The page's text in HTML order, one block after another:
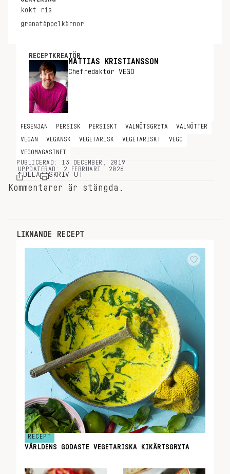
kokt ris
granatäppelkärnor
RECEPTKREATÖR
MATTIAS KRISTIANSSON
Chefredaktör VEGO
FESENJAN PERSISK PERSISKT VALNÖTSGRYTA VALNÖTTER
VEGAN VEGANSK VEGETARISK VEGETARISKT VEGO
VEGOMAGASINET
PUBLICERAD: 13 DECEMBER, 2019
UPPDATERAD: 2 FEBRUARI, 2026
DELA SKRIV UT
Kommentarer är stängda.
LIKNANDE RECEPT
RECEPT
VÄRLDENS GODASTE VEGETARISKA KIKÄRTSGRYTA